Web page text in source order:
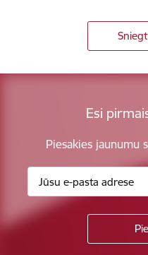
Esi
Piesakies jaunumu